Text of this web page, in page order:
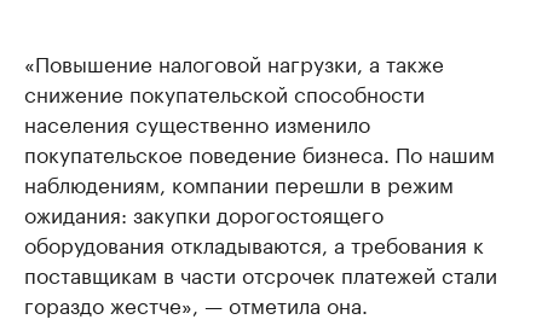
«Повышение налоговой нагрузки, а также
снижение покупательской способности
населения существенно изменило
покупательское поведение бизнеса. По нашим
наблюдениям, компании перешли в режим
ожидания: закупки дорогостоящего
оборудования откладываются, а требования к
поставщикам в части отсрочек платежей стали
гораздо жестче», — отметила она.